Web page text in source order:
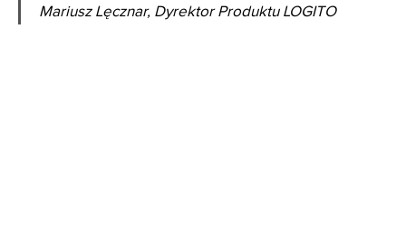
Mariusz Lęcznar, Dyrektor Produktu LOGITO